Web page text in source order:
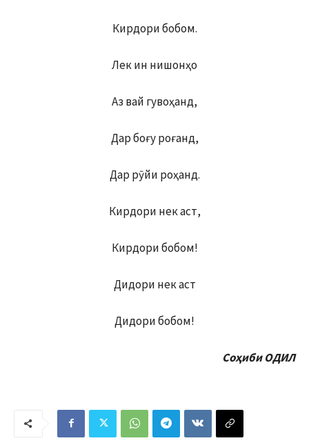
Кирдори бобом.
Лек ин нишонҳо
Аз вай гувоҳанд,
Дар боғу роғанд,
Дар рӯйи роҳанд.
Кирдори нек аст,
Кирдори бобом!
Дидори нек аст
Дидори бобом!
Соҳиби ОДИЛ